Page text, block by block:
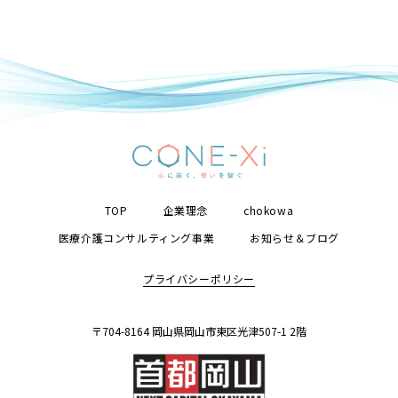
TOP 企業理念
chokowa
医療介護コンサルティング事業
お知らせ＆ブログ
プライバシーポリシー
〒704-8164 岡山県岡山市東区光津507-1 2階